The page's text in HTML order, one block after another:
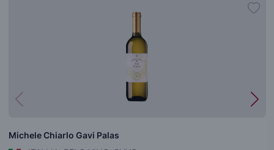
Michele Chiarlo Gavi Palas